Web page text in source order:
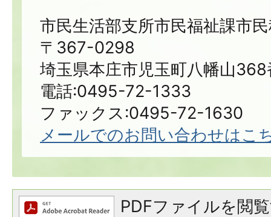
市民生活部支所市民福祉課市
〒367-0298
埼玉県本庄市児玉町八幡山368
電話:0495-72-1333
ファックス:0495-72-1630
メールでのお問い合わせはこ
PDFファイルを閲